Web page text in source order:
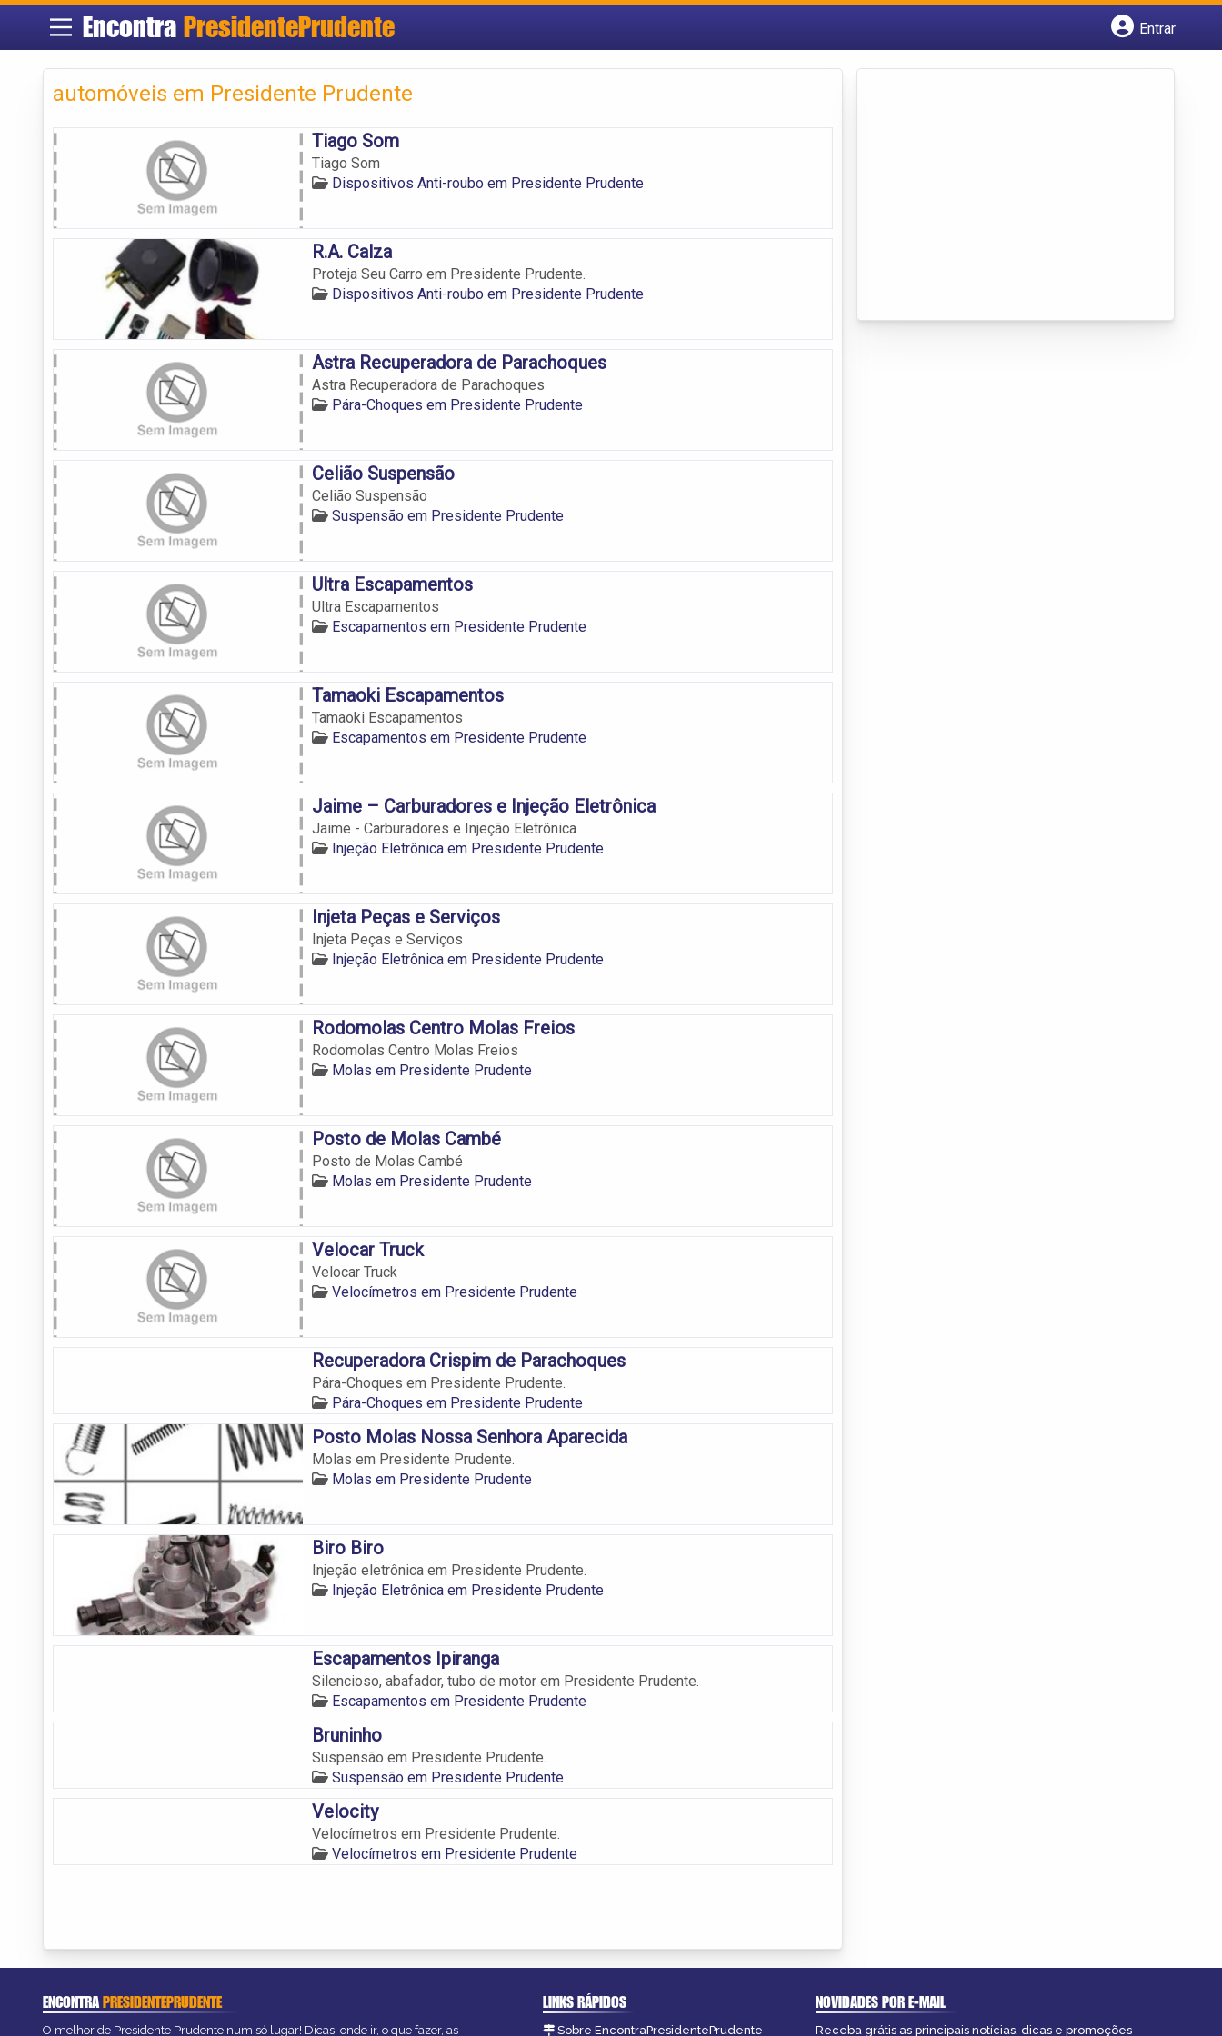
Encontra PresidentePrudente
Entrar
automóveis em Presidente Prudente
Tiago Som
Tiago Som
Dispositivos Anti-roubo em Presidente Prudente
R.A. Calza
Proteja Seu Carro em Presidente Prudente.
Dispositivos Anti-roubo em Presidente Prudente
Astra Recuperadora de Parachoques
Astra Recuperadora de Parachoques
Pára-Choques em Presidente Prudente
Celião Suspensão
Celião Suspensão
Suspensão em Presidente Prudente
Ultra Escapamentos
Ultra Escapamentos
Escapamentos em Presidente Prudente
Tamaoki Escapamentos
Tamaoki Escapamentos
Escapamentos em Presidente Prudente
Jaime – Carburadores e Injeção Eletrônica
Jaime - Carburadores e Injeção Eletrônica
Injeção Eletrônica em Presidente Prudente
Injeta Peças e Serviços
Injeta Peças e Serviços
Injeção Eletrônica em Presidente Prudente
Rodomolas Centro Molas Freios
Rodomolas Centro Molas Freios
Molas em Presidente Prudente
Posto de Molas Cambé
Posto de Molas Cambé
Molas em Presidente Prudente
Velocar Truck
Velocar Truck
Velocímetros em Presidente Prudente
Recuperadora Crispim de Parachoques
Pára-Choques em Presidente Prudente.
Pára-Choques em Presidente Prudente
Posto Molas Nossa Senhora Aparecida
Molas em Presidente Prudente.
Molas em Presidente Prudente
Biro Biro
Injeção eletrônica em Presidente Prudente.
Injeção Eletrônica em Presidente Prudente
Escapamentos Ipiranga
Silencioso, abafador, tubo de motor em Presidente Prudente.
Escapamentos em Presidente Prudente
Bruninho
Suspensão em Presidente Prudente.
Suspensão em Presidente Prudente
Velocity
Velocímetros em Presidente Prudente.
Velocímetros em Presidente Prudente
ENCONTRAPRESIDENTEPRUDENTE
O melhor de Presidente Prudente num só lugar! Dicas, onde ir, o que fazer, as
LINKS RÁPIDOS
Sobre EncontraPresidentePrudente
NOVIDADES POR E-MAIL
Receba grátis as principais notícias, dicas e promoções